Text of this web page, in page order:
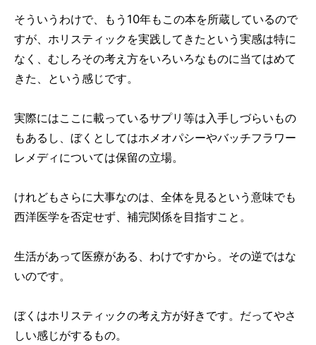
そういうわけで、もう10年もこの本を所蔵しているので
すが、ホリスティックを実践してきたという実感は特に
なく、むしろその考え方をいろいろなものに当てはめて
きた、という感じです。
実際にはここに載っているサプリ等は入手しづらいもの
もあるし、ぼくとしてはホメオパシーやバッチフラワー
レメディについては保留の立場。
けれどもさらに大事なのは、全体を見るという意味でも
西洋医学を否定せず、補完関係を目指すこと。
生活があって医療がある、わけですから。その逆ではな
いのです。
ぼくはホリスティックの考え方が好きです。だってやさ
しい感じがするもの。